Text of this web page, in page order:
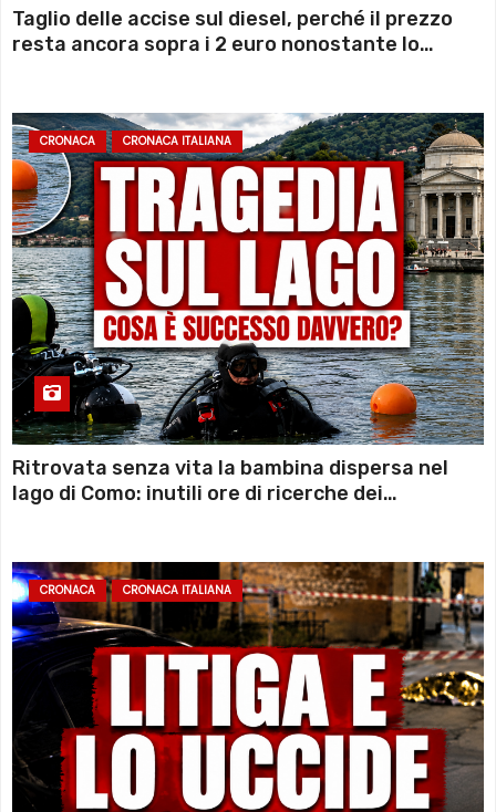
Taglio delle accise sul diesel, perché il prezzo
resta ancora sopra i 2 euro nonostante lo
CRONACA CRONACA ITALIANA
Ritrovata senza vita la bambina dispersa nel
lago di Como: inutili ore di ricerche dei
CRONACA CRONACA ITALIANA